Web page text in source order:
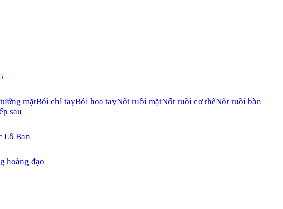
mặtBói chỉ tayBói hoa tayNốt ruồi mặtNốt ruồi cơ thểNốt ruồi bàn
sau
Lỗ Ban
hoàng đạo